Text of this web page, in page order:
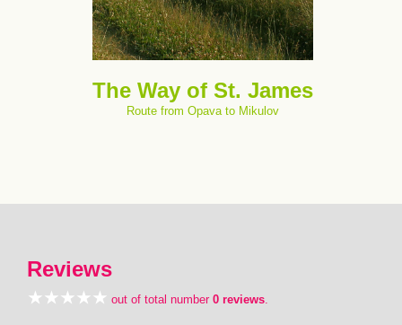
The Way of St. James
Route from Opava to Mikulov
Reviews
out of total number 0 reviews.